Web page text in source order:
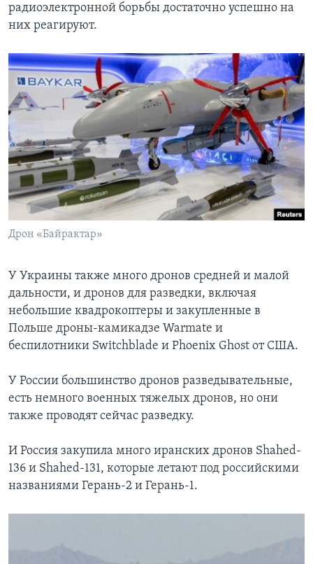
радиоэлектронной борьбы достаточно успешно на
них реагируют.
Дрон «Байрактар»
У Украины также много дронов средней и малой
дальности, и дронов для разведки, включая
небольшие квадрокоптеры и закупленные в
Польше дроны-камикадзе Warmate и
беспилотники Switchblade и Phoenix Ghost от США.
У России большинство дронов разведывательные,
есть немного военных тяжелых дронов, но они
также проводят сейчас разведку.
И Россия закупила много иранских дронов Shahed-
136 и Shahed-131, которые летают под российскими
названиями Герань-2 и Герань-1.